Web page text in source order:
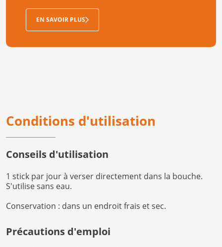
EN SAVOIR PLUS
Conditions d'utilisation
Conseils d'utilisation
1 stick par jour à verser directement dans la bouche.
S'utilise sans eau.
Conservation : dans un endroit frais et sec.
Précautions d'emploi